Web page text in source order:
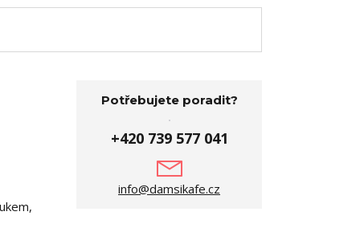
Potřebujete poradit?
+420 739 577 041
info@damsikafe.cz